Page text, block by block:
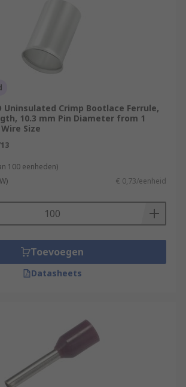
Uninsulated Crimp Bootlace Ferrule,
10.3 mm Pin Diameter from 1
Size
100 eenheden)
€ 0,73/eenheid
Toevoegen
Datasheets